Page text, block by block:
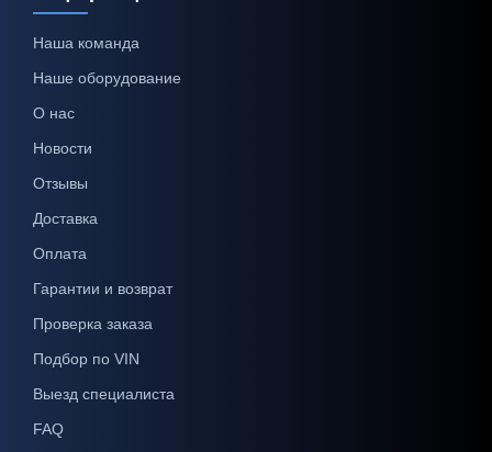
Наша команда
Наше оборудование
О нас
Новости
Отзывы
Доставка
Оплата
Гарантии и возврат
Проверка заказа
Подбор по VIN
Выезд специалиста
FAQ